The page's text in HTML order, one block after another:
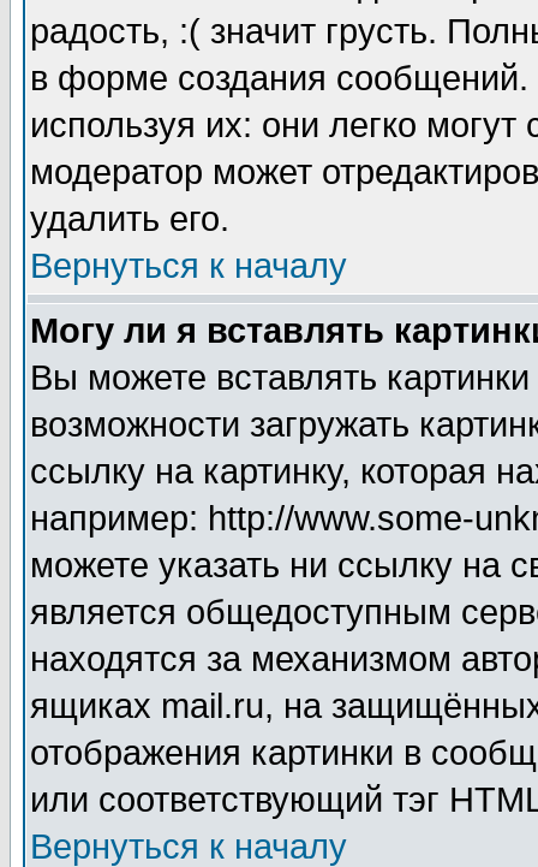
радость, :( значит грусть.
в форме создания сообщений.
используя их: они легко
модератор может
удалить его.
Вернуться к началу
Могу ли я вставлять
Вы можете вставлять
возможности загружать
ссылку на картинку, которая
например: http://www.some-
можете указать ни ссылку на
является общедоступным
находятся за механизмом
ящиках mail.ru, на
отображения картинки в
или соответствующий тэг
Вернуться к началу